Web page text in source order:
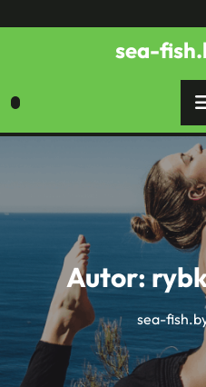
to
sea-
Autor:
sea-